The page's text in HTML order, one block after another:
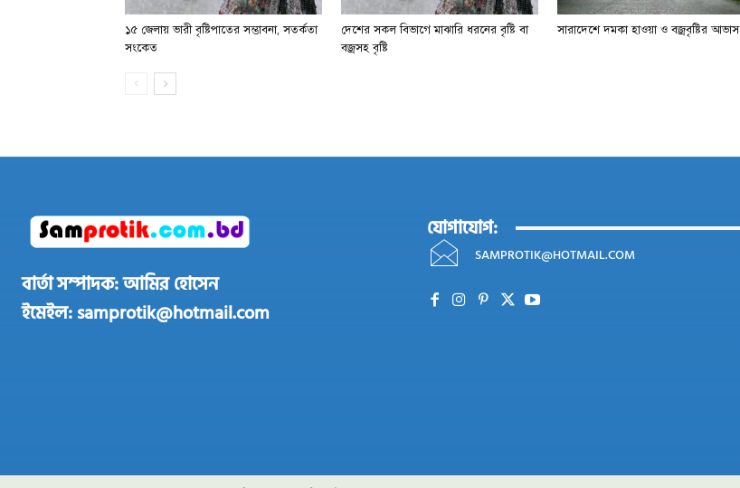
১৫ জেলায় ভারী বৃষ্টিপাতের সম্ভাবনা, সতর্কতা
সংকেত
দেশের সকল বিভাগে মাঝারি ধরনের বৃষ্টি বা
বজ্রসহ বৃষ্টি
সারাদেশে দমকা হাওয়া ও বজ্রবৃষ্টির আভাস
বার্তা সম্পাদক: আমির হোসেন
ইমেইল: samprotik@hotmail.com
যোগাযোগ:
SAMPROTIK@HOTMAIL.COM